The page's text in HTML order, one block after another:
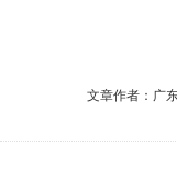
文章作者：广